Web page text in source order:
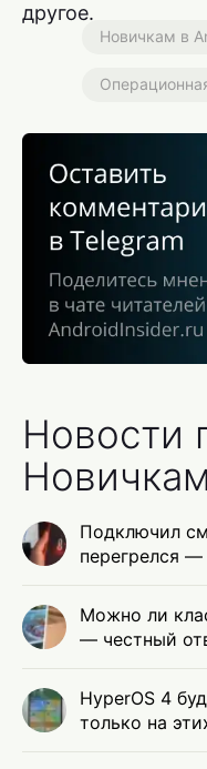
другое.
Новичкам в
Новости
Подключил
перегрелся —
Можно ли
— честный
HyperOS 4
только на